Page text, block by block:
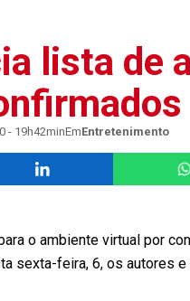
lista de
- 19h42minEmEntretenimento
o ambiente virtual por
sexta-feira, 6, os autores